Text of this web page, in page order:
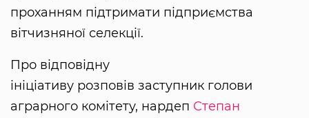
проханням підтримати підприємства
вітчизняної селекції.
Про відповідну
ініціативу розповів заступник голови
аграрного комітету, нардеп Степан